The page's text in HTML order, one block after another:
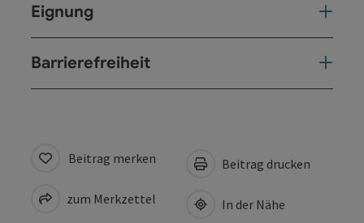
Eignung
Barrierefreiheit
Beitrag merken
zum Merkzettel
Beitrag drucken
In der Nähe